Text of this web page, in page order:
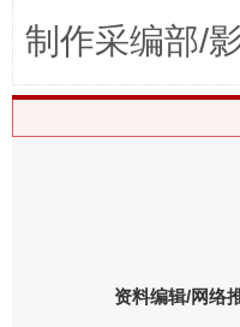
这是一记警
制作采编部/
资料编辑/网络